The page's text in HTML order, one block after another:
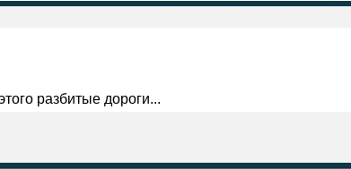
разбитые дороги...